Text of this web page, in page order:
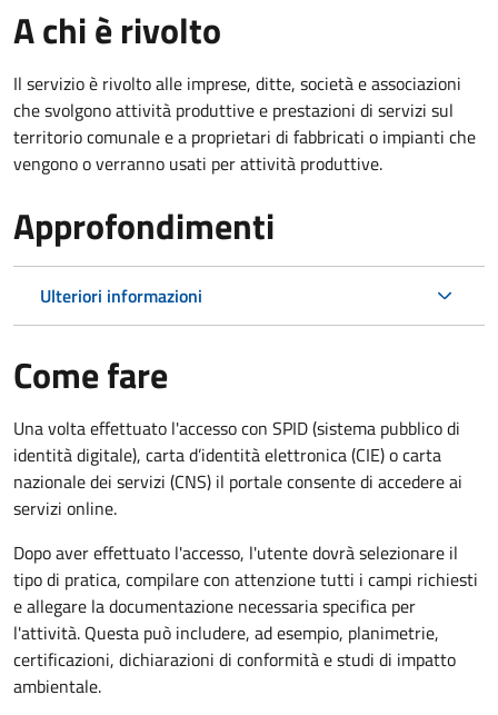
A chi è rivolto
Il servizio è rivolto alle imprese, ditte, società e associazioni
che svolgono attività produttive e prestazioni di servizi sul
territorio comunale e a proprietari di fabbricati o impianti che
vengono o verranno usati per attività produttive.
Approfondimenti
Ulteriori informazioni
Come fare
Una volta effettuato l'accesso con SPID (sistema pubblico di
identità digitale), carta d’identità elettronica (CIE) o carta
nazionale dei servizi (CNS) il portale consente di accedere ai
servizi online.
Dopo aver effettuato l'accesso, l'utente dovrà selezionare il
tipo di pratica, compilare con attenzione tutti i campi richiesti
e allegare la documentazione necessaria specifica per
l'attività. Questa può includere, ad esempio, planimetrie,
certificazioni, dichiarazioni di conformità e studi di impatto
ambientale.